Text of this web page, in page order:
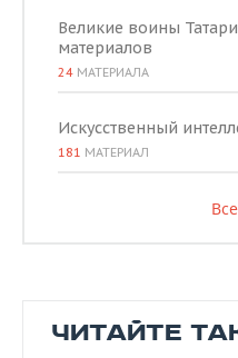
Великие воины
материалов
24 МАТЕРИАЛА
Искусственный
181 МАТЕРИАЛ
ЧИТАЙТЕ